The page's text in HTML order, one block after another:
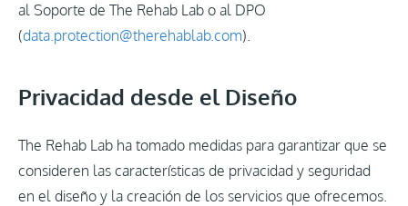
al Soporte de The Rehab Lab o al DPO
(data.protection@therehablab.com).
Privacidad desde el Diseño
The Rehab Lab ha tomado medidas para garantizar que se
consideren las características de privacidad y seguridad
en el diseño y la creación de los servicios que ofrecemos.